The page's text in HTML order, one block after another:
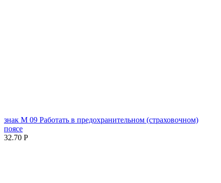
знак М 09 Работать в предохранительном (страховочном)
поясе
32.70 Р